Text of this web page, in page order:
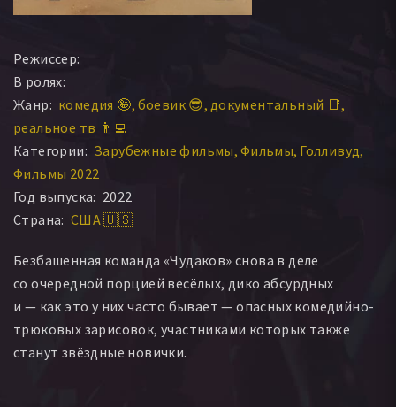
Режиссер:
В ролях:
Жанр: комедия 🤪 боевик 😎 документальный 📑
реальное тв 👨‍💻
Категории: Зарубежные фильмы Фильмы Голливуд
Фильмы 2022
Год выпуска: 2022
Страна: США 🇺🇸
Безбашенная команда «Чудаков» снова в деле
со очередной порцией весёлых, дико абсурдных
и — как это у них часто бывает — опасных комедийно-
трюковых зарисовок, участниками которых также
станут звёздные новички.